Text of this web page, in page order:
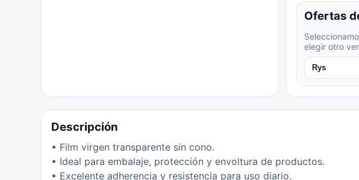
Ofertas
elegir otro
Rys
Descripción
• Film virgen transparente sin cono.
• Ideal para embalaje, protección y envoltura de productos.
• Excelente adherencia y resistencia para uso diario.